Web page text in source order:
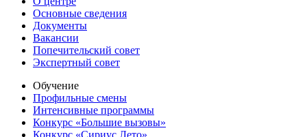
Основные сведения
Документы
Вакансии
Попечительский совет
Экспертный совет
Обучение
Профильные смены
Интенсивные программы
Конкурс «Большие вызовы»
Конкурс «Сириус.Лето»